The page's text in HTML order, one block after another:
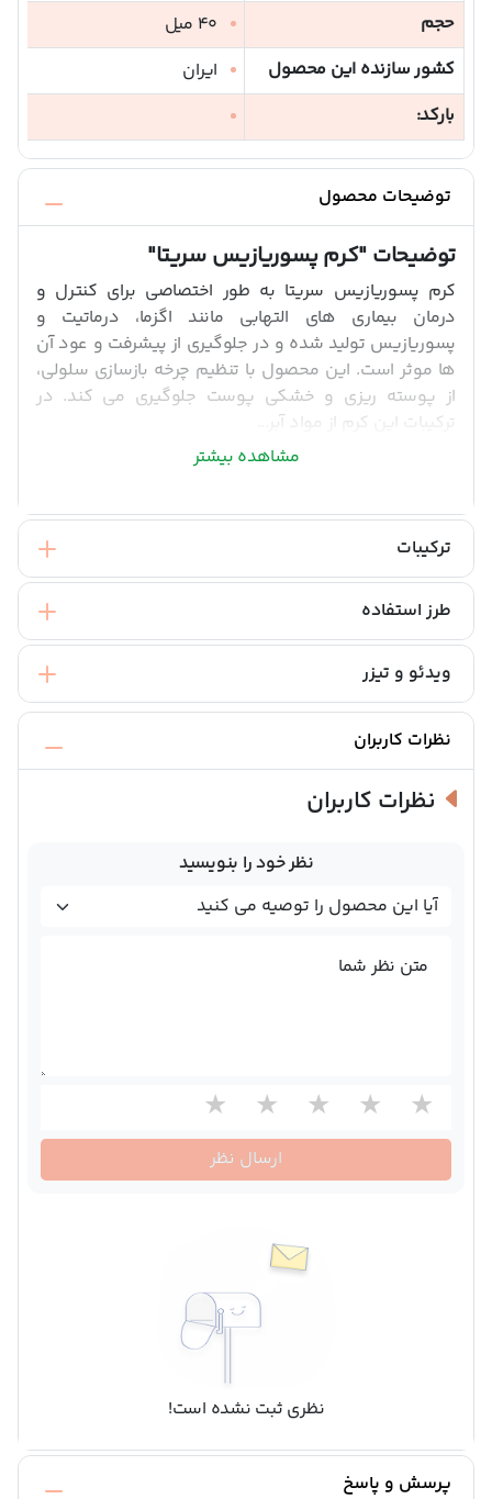
حجم
40 میل
کشور سازنده این محصول
ایران
بارکد:
توضیحات محصول
توضیحات"کرم پسوریازیس سریتا"
کرم پسوریازیس سریتا به طور اختصاصی برای کنترل و
درمان بیماری های التهابی مانند اگزما، درماتیت و
پسوریازیس تولید شده و در جلوگیری از پیشرفت و عود آن
ها موثر است. این محصول با تنظیم چرخه بازسازی سلولی،
از پوسته ریزی و خشکی پوست جلوگیری می کند. در
ترکیبات این کرم از مواد آبر...
مشاهده بیشتر
ترکیبات
طرز استفاده
ویدئو و تیزر
نظرات کاربران
نظرات کاربران
نظر خود را بنویسید
متن نظر شما
ارسال نظر
نظری ثبت نشده است!
پرسش و پاسخ